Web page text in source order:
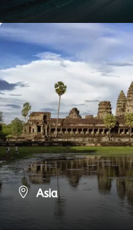
VER TODOS LOS PAQUETES
Asia